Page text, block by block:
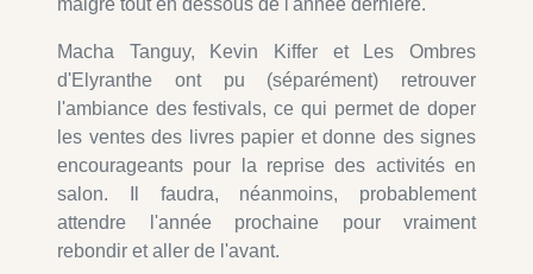
malgré tout en dessous de l'année dernière.
Macha Tanguy, Kevin Kiffer et Les Ombres
d'Elyranthe ont pu (séparément) retrouver
l'ambiance des festivals, ce qui permet de doper
les ventes des livres papier et donne des signes
encourageants pour la reprise des activités en
salon. Il faudra, néanmoins, probablement
attendre l'année prochaine pour vraiment
rebondir et aller de l'avant.